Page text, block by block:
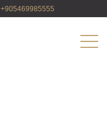
‪+905469985555‬